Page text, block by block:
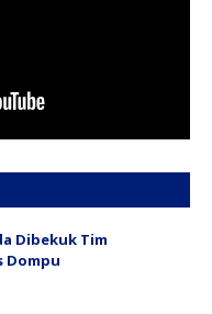
Dibekuk Tim
Dompu